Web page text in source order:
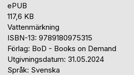
ePUB
117,6 KB
Vattenmärkning
ISBN-13: 9789180975315
Förlag: BoD - Books on Demand
Utgivningsdatum: 31.05.2024
Språk: Svenska